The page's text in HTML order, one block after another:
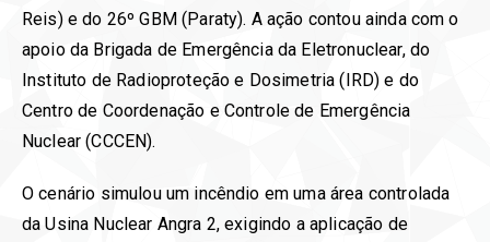
Reis) e do 26º GBM (Paraty). A ação contou ainda com o
apoio da Brigada de Emergência da Eletronuclear, do
Instituto de Radioproteção e Dosimetria (IRD) e do
Centro de Coordenação e Controle de Emergência
Nuclear (CCCEN).
O cenário simulou um incêndio em uma área controlada
da Usina Nuclear Angra 2, exigindo a aplicação de